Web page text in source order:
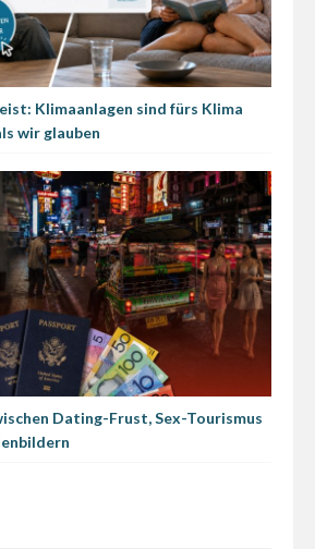
Klimaanlagen sind fürs Klima
wir glauben
Dating-Frust, Sex-Tourismus